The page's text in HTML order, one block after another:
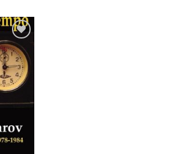
à lista de
desejos